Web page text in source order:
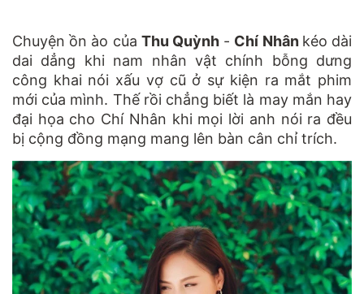
Chuyện ồn ào của Thu Quỳnh - Chí Nhân kéo dài
dai dẳng khi nam nhân vật chính bỗng dưng
công khai nói xấu vợ cũ ở sự kiện ra mắt phim
mới của mình. Thế rồi chẳng biết là may mắn hay
đại họa cho Chí Nhân khi mọi lời anh nói ra đều
bị cộng đồng mạng mang lên bàn cân chỉ trích.